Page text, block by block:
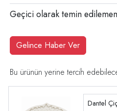
Geçici olarak temin
Gelince Haber Ver
Bu ürünün yerine tercih
Dantel